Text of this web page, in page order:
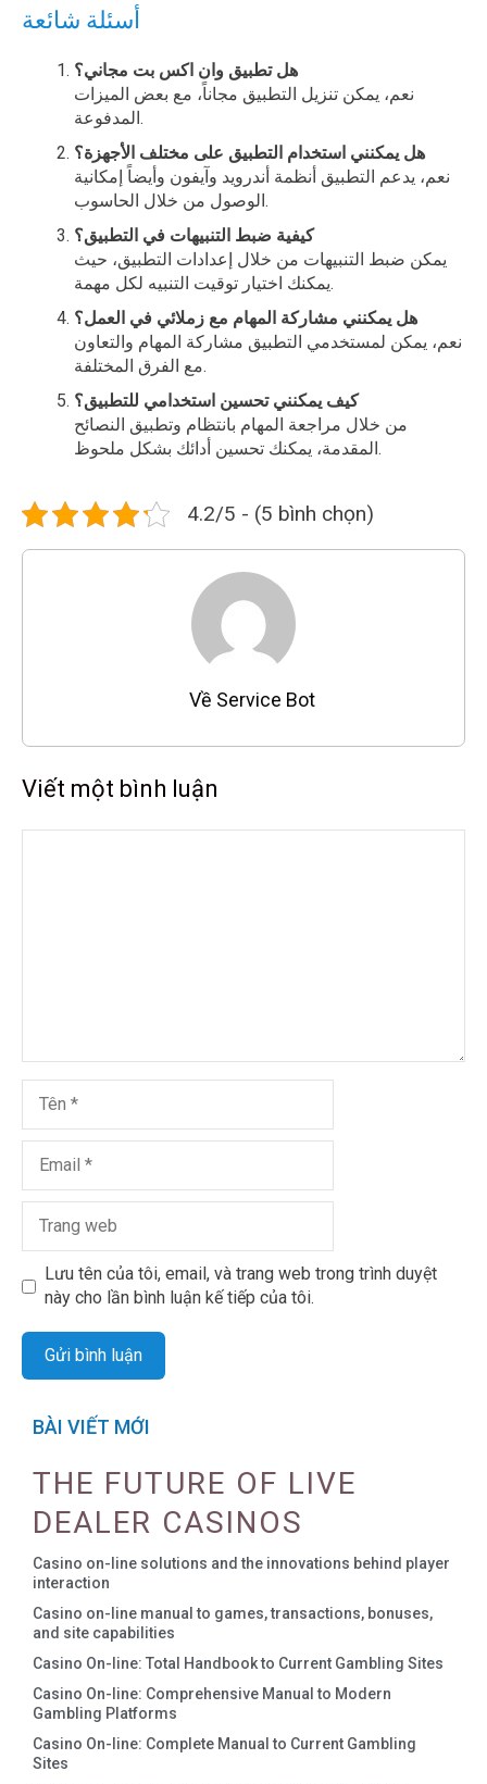
أسئلة شائعة
هل تطبيق وان اكس بت مجاني؟
نعم، يمكن تنزيل التطبيق مجاناً، مع بعض الميزات
المدفوعة.
هل يمكنني استخدام التطبيق على مختلف الأجهزة؟
نعم، يدعم التطبيق أنظمة أندرويد وآيفون وأيضاً إمكانية
الوصول من خلال الحاسوب.
كيفية ضبط التنبيهات في التطبيق؟
يمكن ضبط التنبيهات من خلال إعدادات التطبيق، حيث
يمكنك اختيار توقيت التنبيه لكل مهمة.
هل يمكنني مشاركة المهام مع زملائي في العمل؟
نعم، يمكن لمستخدمي التطبيق مشاركة المهام والتعاون
مع الفرق المختلفة.
كيف يمكنني تحسين استخدامي للتطبيق؟
من خلال مراجعة المهام بانتظام وتطبيق النصائح
المقدمة، يمكنك تحسين أدائك بشكل ملحوظ.
4.2/5 - (5 bình chọn)
Về Service Bot
Viết một bình luận
Lưu tên của tôi, email, và trang web trong trình duyệt
này cho lần bình luận kế tiếp của tôi.
BÀI VIẾT MỚI
THE FUTURE OF LIVE
DEALER CASINOS
Casino on-line solutions and the innovations behind player
interaction
Casino on-line manual to games, transactions, bonuses,
and site capabilities
Casino On-line: Total Handbook to Current Gambling Sites
Casino On-line: Comprehensive Manual to Modern
Gambling Platforms
Casino On-line: Complete Manual to Current Gambling
Sites